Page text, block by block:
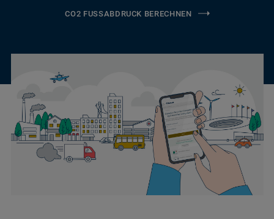
CO2 FUSSABDRUCK BERECHNEN